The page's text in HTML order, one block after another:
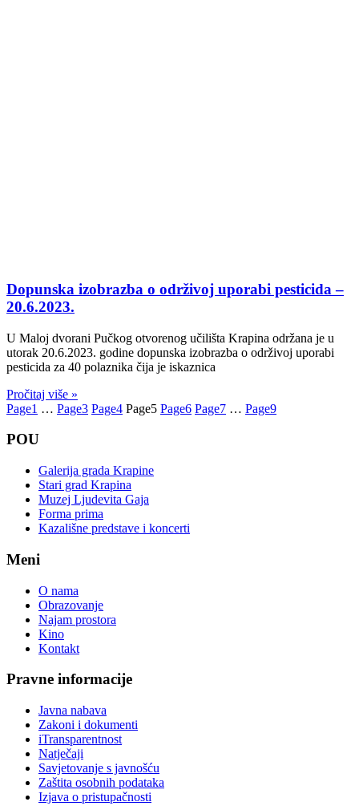
Dopunska izobrazba o održivoj uporabi pesticida –
20.6.2023.
U Maloj dvorani Pučkog otvorenog učilišta Krapina održana je u
utorak 20.6.2023. godine dopunska izobrazba o održivoj uporabi
pesticida za 40 polaznika čija je iskaznica
Pročitaj više »
Page1 … Page3 Page4 Page5 Page6 Page7 … Page9
POU
Galerija grada Krapine
Stari grad Krapina
Muzej Ljudevita Gaja
Forma prima
Kazališne predstave i koncerti
Meni
O nama
Obrazovanje
Najam prostora
Kino
Kontakt
Pravne informacije
Javna nabava
Zakoni i dokumenti
iTransparentnost
Natječaji
Savjetovanje s javnošću
Zaštita osobnih podataka
Izjava o pristupačnosti